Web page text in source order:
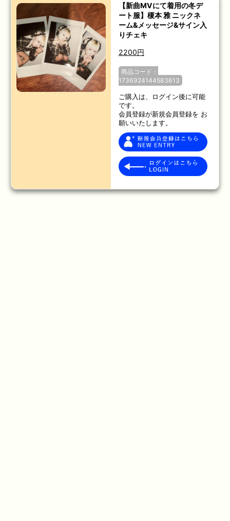
【新曲MVにて着用の冬デ
ート服】榎本 雅 ニックネ
ーム&メッセージ&サイン入
りチェキ
2200円
商品コード：
1736924144583613
ご購入は、ログイン後に可能
です。
会員登録が新規会員登録を お
願いいたします。